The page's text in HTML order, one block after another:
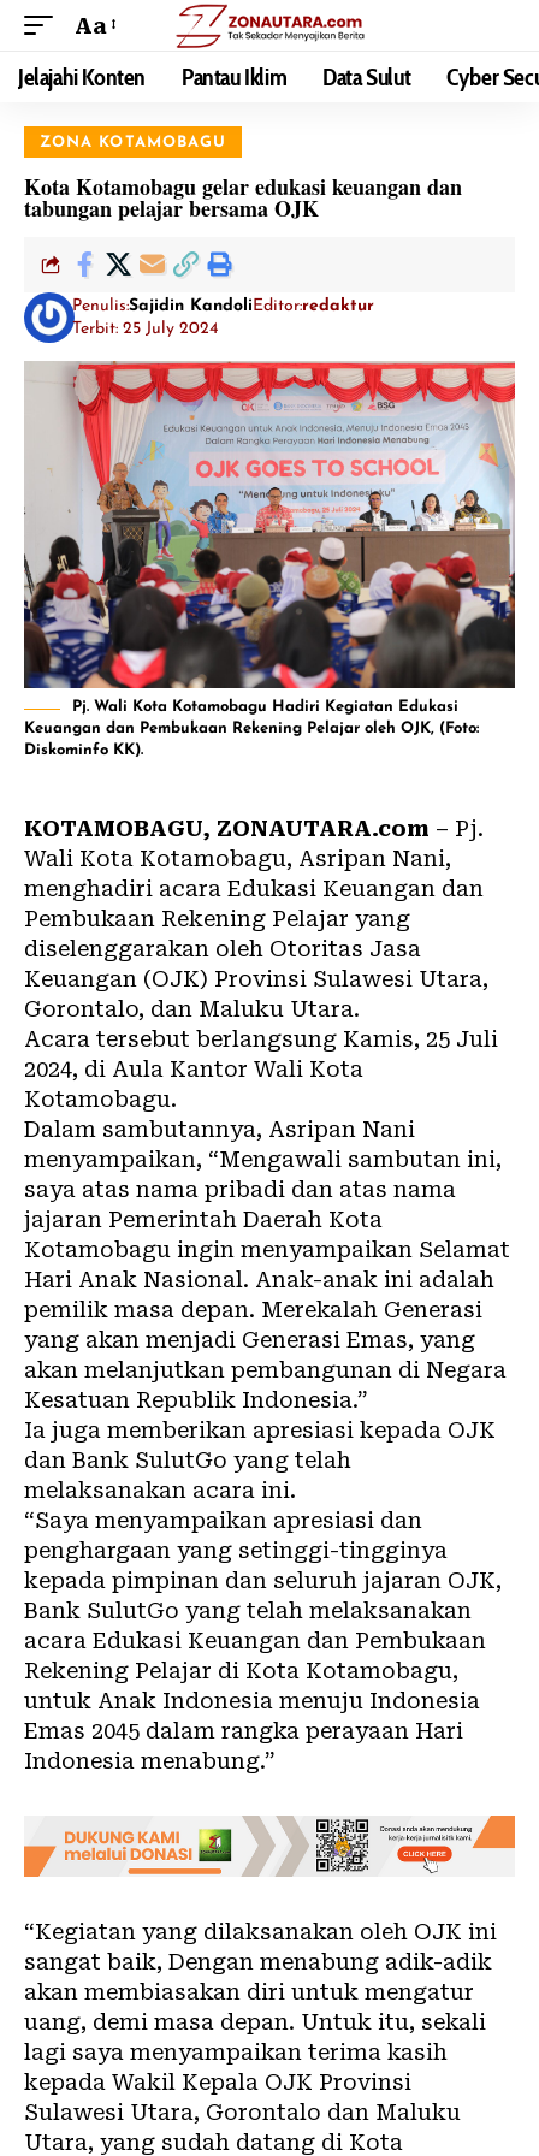
Aa
Jelajahi Konten Pantau Iklim Data Sulut Cyber
ZONA KOTAMOBAGU
Kota Kotamobagu gelar edukasi keuangan dan
tabungan pelajar bersama OJK
Penulis:Sajidin KandoliEditor:redaktur
Terbit: 25 July 2024
Pj. Wali Kota Kotamobagu Hadiri Kegiatan Edukasi
Keuangan dan Pembukaan Rekening Pelajar oleh OJK, (Foto:
Diskominfo KK).
KOTAMOBAGU, ZONAUTARA.com – Pj.
Wali Kota Kotamobagu, Asripan Nani,
menghadiri acara Edukasi Keuangan dan
Pembukaan Rekening Pelajar yang
diselenggarakan oleh Otoritas Jasa
Keuangan (OJK) Provinsi Sulawesi Utara,
Gorontalo, dan Maluku Utara.
Acara tersebut berlangsung Kamis, 25 Juli
2024, di Aula Kantor Wali Kota
Kotamobagu.
Dalam sambutannya, Asripan Nani
menyampaikan, “Mengawali sambutan ini,
saya atas nama pribadi dan atas nama
jajaran Pemerintah Daerah Kota
Kotamobagu ingin menyampaikan Selamat
Hari Anak Nasional. Anak-anak ini adalah
pemilik masa depan. Merekalah Generasi
yang akan menjadi Generasi Emas, yang
akan melanjutkan pembangunan di Negara
Kesatuan Republik Indonesia.”
Ia juga memberikan apresiasi kepada OJK
dan Bank SulutGo yang telah
melaksanakan acara ini.
“Saya menyampaikan apresiasi dan
penghargaan yang setinggi-tingginya
kepada pimpinan dan seluruh jajaran OJK,
Bank SulutGo yang telah melaksanakan
acara Edukasi Keuangan dan Pembukaan
Rekening Pelajar di Kota Kotamobagu,
untuk Anak Indonesia menuju Indonesia
Emas 2045 dalam rangka perayaan Hari
Indonesia menabung.”
“Kegiatan yang dilaksanakan oleh OJK ini
sangat baik, Dengan menabung adik-adik
akan membiasakan diri untuk mengatur
uang, demi masa depan. Untuk itu, sekali
lagi saya menyampaikan terima kasih
kepada Wakil Kepala OJK Provinsi
Sulawesi Utara, Gorontalo dan Maluku
Utara, yang sudah datang di Kota